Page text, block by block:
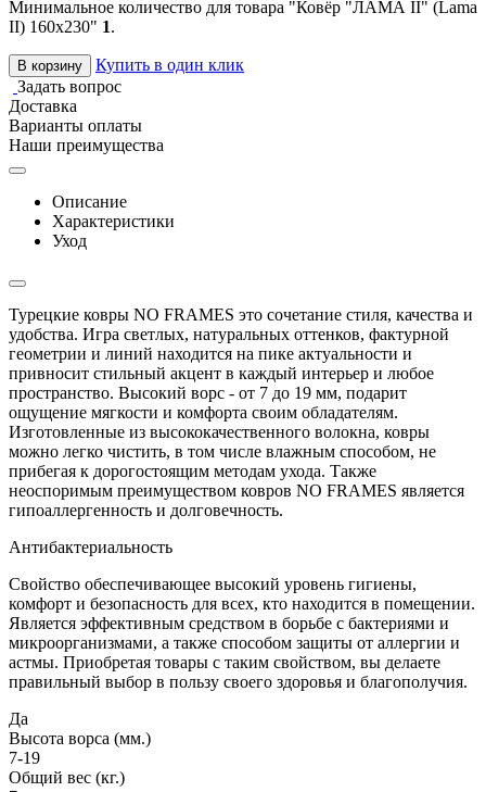
Минимальное количество для товара "Ковёр "ЛАМА II" (Lama
II) 160х230" 1.
В корзину
Купить в один клик
Задать вопрос
Доставка
Варианты оплаты
Наши преимущества
Описание
Характеристики
Уход
Турецкие ковры NO FRAMES это сочетание стиля, качества и
удобства. Игра светлых, натуральных оттенков, фактурной
геометрии и линий находится на пике актуальности и
привносит стильный акцент в каждый интерьер и любое
пространство. Высокий ворс - от 7 до 19 мм, подарит
ощущение мягкости и комфорта своим обладателям.
Изготовленные из высококачественного волокна, ковры
можно легко чистить, в том числе влажным способом, не
прибегая к дорогостоящим методам ухода. Также
неоспоримым преимуществом ковров NO FRAMES является
гипоаллергенность и долговечность.
Антибактериальность
Свойство обеспечивающее высокий уровень гигиены,
комфорт и безопасность для всех, кто находится в помещении.
Является эффективным средством в борьбе с бактериями и
микроорганизмами, а также способом защиты от аллергии и
астмы. Приобретая товары с таким свойством, вы делаете
правильный выбор в пользу своего здоровья и благополучия.
Да
Высота ворса (мм.)
7-19
Общий вес (кг.)